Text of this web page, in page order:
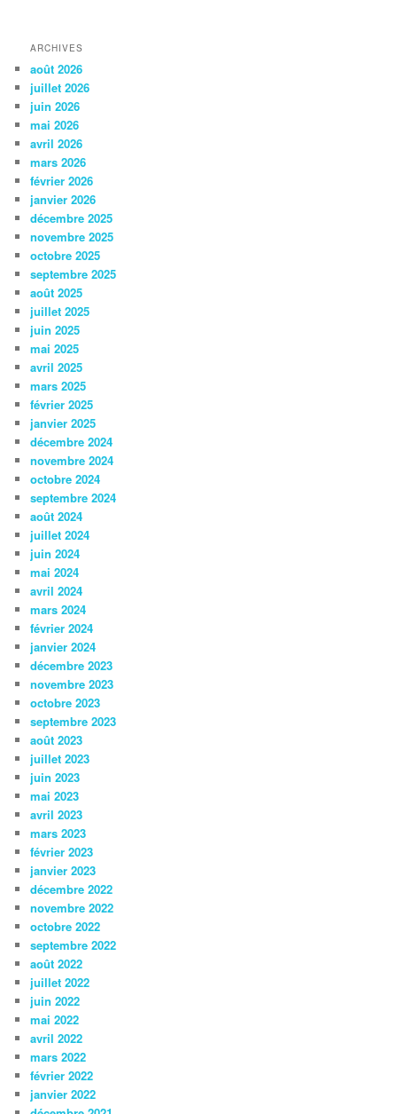
ARCHIVES
août 2026
juillet 2026
juin 2026
mai 2026
avril 2026
mars 2026
février 2026
janvier 2026
décembre 2025
novembre 2025
octobre 2025
septembre 2025
août 2025
juillet 2025
juin 2025
mai 2025
avril 2025
mars 2025
février 2025
janvier 2025
décembre 2024
novembre 2024
octobre 2024
septembre 2024
août 2024
juillet 2024
juin 2024
mai 2024
avril 2024
mars 2024
février 2024
janvier 2024
décembre 2023
novembre 2023
octobre 2023
septembre 2023
août 2023
juillet 2023
juin 2023
mai 2023
avril 2023
mars 2023
février 2023
janvier 2023
décembre 2022
novembre 2022
octobre 2022
septembre 2022
août 2022
juillet 2022
juin 2022
mai 2022
avril 2022
mars 2022
février 2022
janvier 2022